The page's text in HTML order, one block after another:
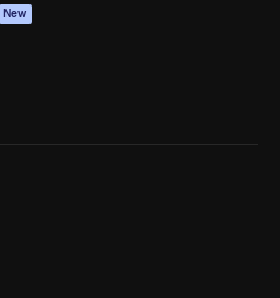
New